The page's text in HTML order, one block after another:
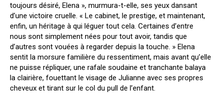
toujours désiré, Elena », murmura-t-elle, ses yeux dansant
d’une victoire cruelle. « Le cabinet, le prestige, et maintenant,
enfin, un héritage à qui léguer tout cela. Certaines d’entre
nous sont simplement nées pour tout avoir, tandis que
d’autres sont vouées à regarder depuis la touche. » Elena
sentit la morsure familière du ressentiment, mais avant qu’elle
ne puisse répliquer, une rafale soudaine et tranchante balaya
la clairière, fouettant le visage de Julianne avec ses propres
cheveux et tirant sur le col du pull de l’enfant.